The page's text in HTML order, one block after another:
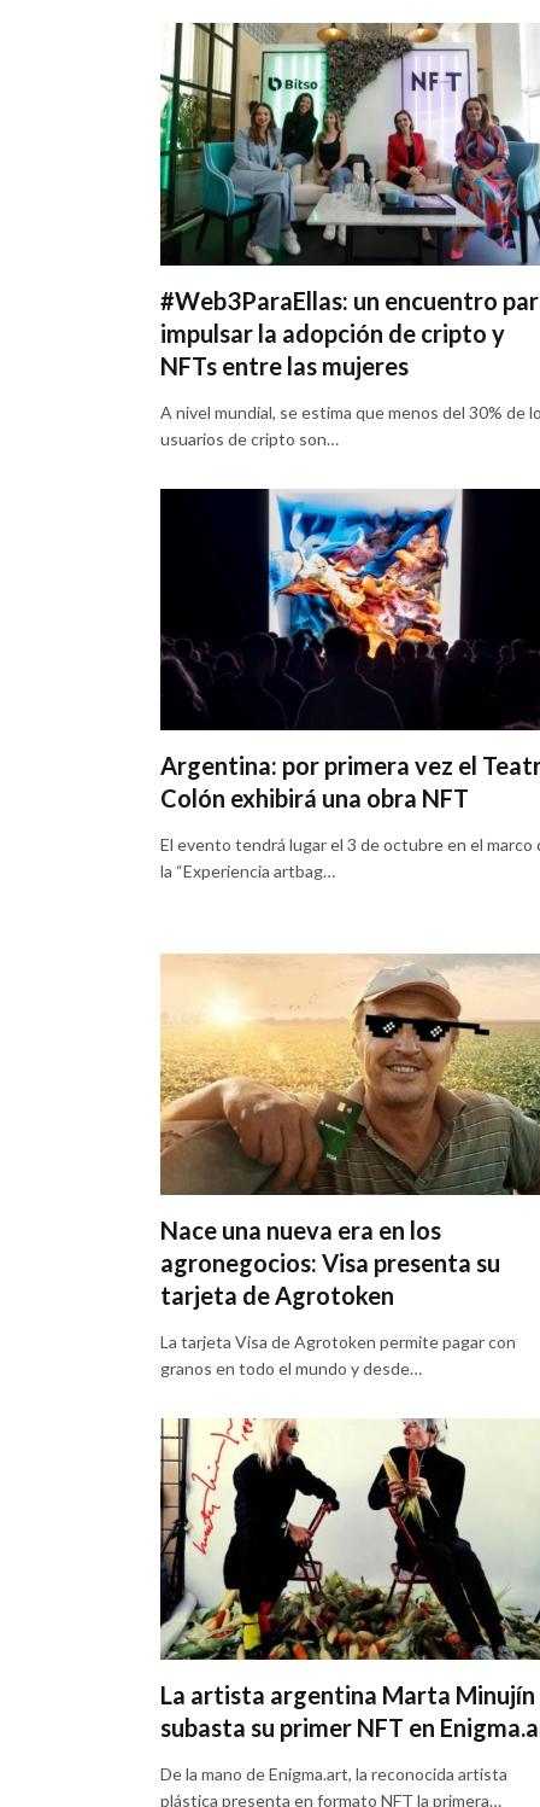
#Web3ParaEllas: un encuentro
impulsar la adopción de cripto y
NFTs entre las mujeres
A nivel mundial, se estima que menos del 30% de
usuarios de cripto son…
Argentina: por primera vez el
Colón exhibirá una obra NFT
El evento tendrá lugar el 3 de octubre en el marco
la “Experiencia artbag…
Nace una nueva era en los
agronegocios: Visa presenta su
tarjeta de Agrotoken
La tarjeta Visa de Agrotoken permite pagar con
granos en todo el mundo y desde…
La artista argentina Marta Minujín
subasta su primer NFT en
De la mano de Enigma.art, la reconocida artista
plástica presenta en formato NFT la primera…